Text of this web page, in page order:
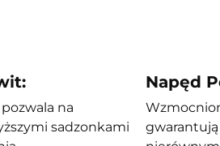
na
sadzonkami
Napęd
gwarantują